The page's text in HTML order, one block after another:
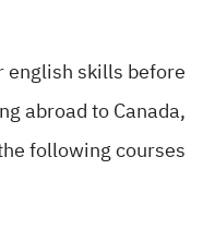
english skills before
abroad to Canada,
following courses: